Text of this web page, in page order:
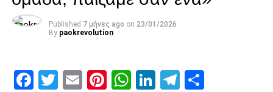
«Είναι απόλαυση να παίζεις για τον κόσμο του
ΠΑΟΚ»
Published 7 μήνες ago on 23/01/2026
By paokrevolution
Facebook
Twitter
EmailPinterest
WhatsApp
LinkedIn
Telegram